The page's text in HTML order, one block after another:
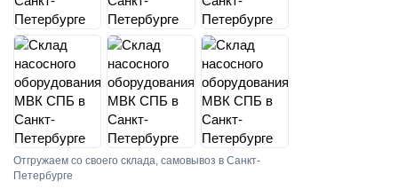
Отгружаем со своего склада, самовывоз в Санкт-
Петербурге